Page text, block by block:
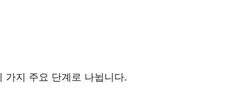
가지 주요 단계로 나뉩니다.